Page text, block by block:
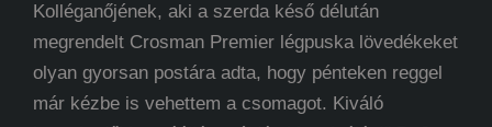
Kolléganőjének, aki a szerda késő délután
megrendelt Crosman Premier légpuska lövedékeket
olyan gyorsan postára adta, hogy pénteken reggel
már kézbe is vehettem a csomagot. Kiváló